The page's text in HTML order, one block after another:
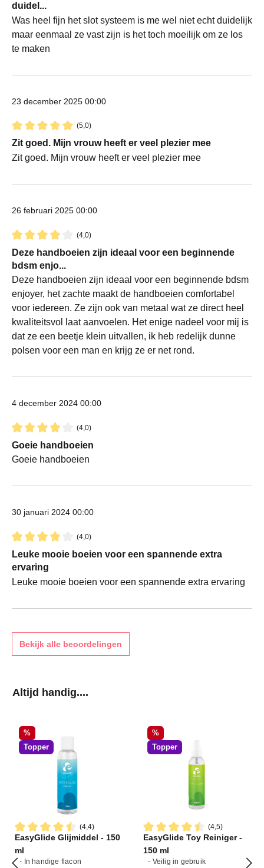
duidel...
Was heel fijn het slot systeem is me wel niet echt duidelijk
maar eenmaal ze vast zijn is het toch moeilijk om ze los
te maken
23 december 2025 00:00
(5,0)
Recensie met een waardering van 5 van de 5 sterren
Zit goed. Mijn vrouw heeft er veel plezier mee
Zit goed. Mijn vrouw heeft er veel plezier mee
26 februari 2025 00:00
(4,0)
Recensie met een waardering van 4 van de 5 sterren
Deze handboeien zijn ideaal voor een beginnende
bdsm enjo...
Deze handboeien zijn ideaal voor een beginnende bdsm
enjoyer, het zachte maakt de handboeien comfortabel
voor iedereen. Ze zijn ook van metaal wat ze direct heel
kwaliteitsvol laat aanvoelen. Het enige nadeel voor mij is
dat ze een beetje klein uitvallen, ik heb redelijk dunne
polsen voor een man en krijg ze er net rond.
4 december 2024 00:00
(4,0)
Recensie met een waardering van 4 van de 5 sterren
Goeie handboeien
Goeie handboeien
30 januari 2024 00:00
(4,0)
Recensie met een waardering van 4 van de 5 sterren
Leuke mooie boeien voor een spannende extra
ervaring
Leuke mooie boeien voor een spannende extra ervaring
Bekijk alle beoordelingen
Productgalerij overslaan
Altijd handig....
Korting
%
Topper
(4,4)
Gemiddelde waardering van 4.4 van 5 sterren
EasyGlide Glijmiddel - 150
ml
- In handige flacon
Korting
%
Topper
(4,5)
Gemiddelde waardering van
EasyGlide Toy Reiniger -
150 ml
- Veilig in gebruik